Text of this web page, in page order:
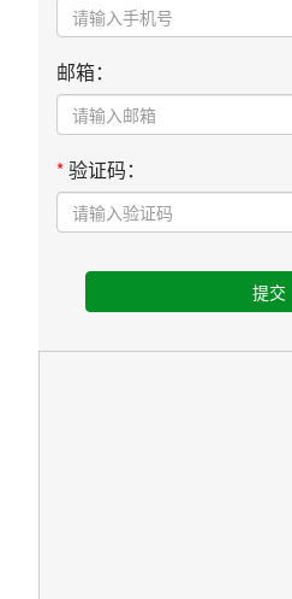
邮箱：
*验证码：
提交